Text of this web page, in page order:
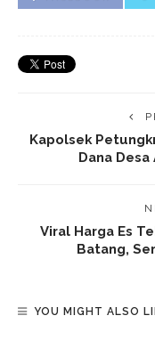
Kapolsek
Dana
Viral Harga Es
Batang,
YOU MIGHT ALSO